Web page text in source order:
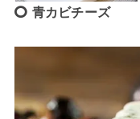
青カビチーズ